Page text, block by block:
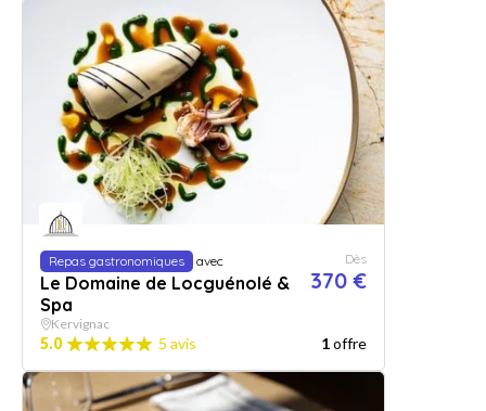
Repas gastronomiques avec
Le Domaine de Locguénolé &
Spa
Dès
370 €
Kervignac
5.0 5 avis 1offre